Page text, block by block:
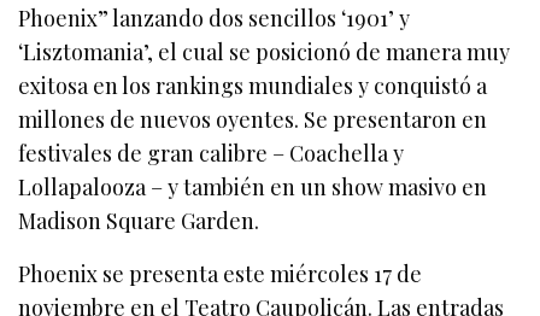
Phoenix” lanzando dos sencillos ‘1901’ y
‘Lisztomania’, el cual se posicionó de manera muy
exitosa en los rankings mundiales y conquistó a
millones de nuevos oyentes. Se presentaron en
festivales de gran calibre – Coachella y
Lollapalooza – y también en un show masivo en
Madison Square Garden.
Phoenix se presenta este miércoles 17 de
noviembre en el Teatro Caupolicán. Las entradas